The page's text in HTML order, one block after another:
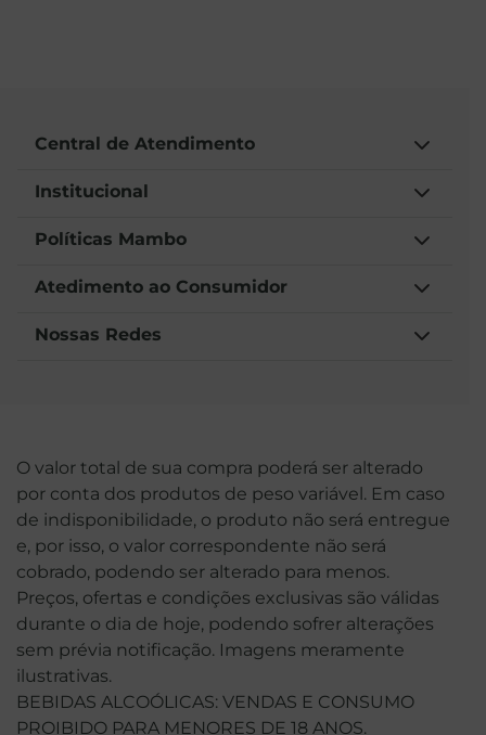
Central de Atendimento
Institucional
Políticas Mambo
Atedimento ao Consumidor
Nossas Redes
O valor total de sua compra poderá ser alterado
por conta dos produtos de peso variável. Em caso
de indisponibilidade, o produto não será entregue
e, por isso, o valor correspondente não será
cobrado, podendo ser alterado para menos.
Preços, ofertas e condições exclusivas são válidas
durante o dia de hoje, podendo sofrer alterações
sem prévia notificação. Imagens meramente
ilustrativas.
BEBIDAS ALCOÓLICAS: VENDAS E CONSUMO
PROIBIDO PARA MENORES DE 18 ANOS.